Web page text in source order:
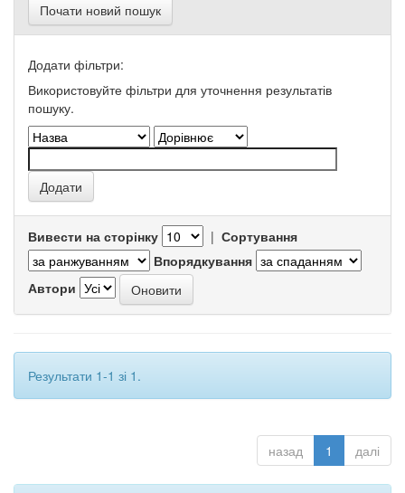
Почати новий пошук
Додати фільтри:
Використовуйте фільтри для уточнення результатів
пошуку.
Вивести на сторінку | Сортування
Впорядкування
Автори
Результати 1-1 зі 1.
назад 1 далі